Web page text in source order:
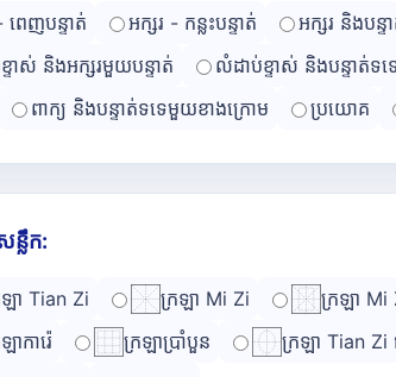
ពេញបន្ទាត់ អក្សរ - កន្លះបន្ទាត់ អក្សរ និងបន្
ទាស់ និងអក្សរមួយបន្ទាត់
លំដាប់ខ្ទាស់ និងបន្ទាត់ទ
ពាក្យ និងបន្ទាត់ទទេមួយខាងក្រោម ប្រយោគ
ន្លឹក:
ឡា Tian Zi ក្រឡា Mi Zi ក្រឡា Mi
ាការ៉េ
ក្រឡាប្រាំបួន ក្រឡា Tian Zi